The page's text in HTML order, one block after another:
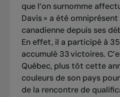
que l’on surnomme
Davis » a été omniprésent
canadienne depuis ses
En effet, il a participé à
accumulé 33 victoires.
Québec, plus tôt cette
couleurs de son pays
de la rencontre de